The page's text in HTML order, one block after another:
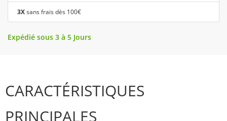
3Xsans frais dès 100€
Expédié sous 3 à 5 Jours
CARACTÉRISTIQUES
PRINCIPALES